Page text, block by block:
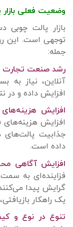
وضعیت فعلی
بازار پالت
توجهی است. این
جمله:
رشد صنعت تجارت
آنلاین، نیاز به
افزایش داده و در
افزایش
افزایش هزینه‌های
جذابیت پالت‌های
داده است.
افزایش آگاهی
فزاینده‌ای به
گرایش پیدا
یک راهکار
تنوع در نوع و